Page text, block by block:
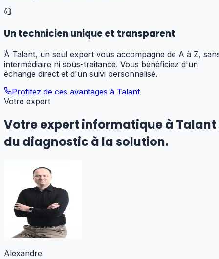
Un technicien unique et transparent
À Talant, un seul expert vous accompagne de A à Z,
intermédiaire ni sous-traitance. Vous bénéficiez d'un
échange direct et d'un suivi personnalisé.
Profitez de ces avantages à Talant
Votre expert
Votre expert informatiqueà Talant
du diagnostic à la solution.
Alexandre